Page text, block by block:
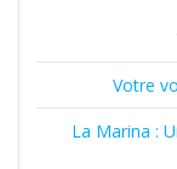
Votre
La Marina :